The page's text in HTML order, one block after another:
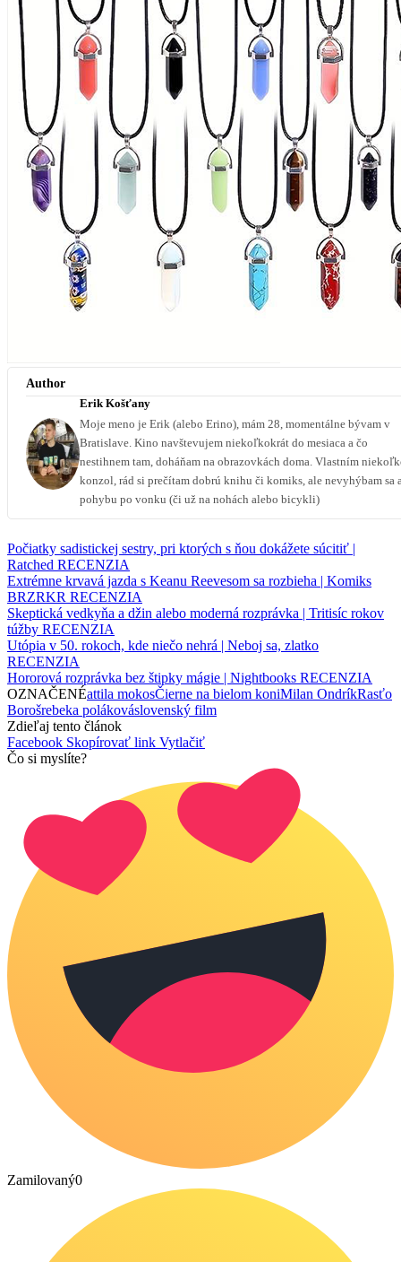
Author
Erik Košťany
Moje meno je Erik (alebo Erino), mám 28, momentálne bývam v
Bratislave. Kino navštevujem niekoľkokrát do mesiaca a čo
nestihnem tam, doháňam na obrazovkách doma. Vlastním
konzol, rád si prečítam dobrú knihu či komiks, ale nevyhýbam sa
pohybu po vonku (či už na nohách alebo bicykli)
Počiatky sadistickej sestry, pri ktorých s ňou dokážete súcitiť |
Ratched RECENZIA
Extrémne krvavá jazda s Keanu Reevesom sa rozbieha | Komiks
BRZRKR RECENZIA
Skeptická vedkyňa a džin alebo moderná rozprávka | Tritisíc rokov
túžby RECENZIA
Utópia v 50. rokoch, kde niečo nehrá | Neboj sa, zlatko
RECENZIA
Hororová rozprávka bez štipky mágie | Nightbooks RECENZIA
OZNAČENÉattila mokosČierne na bielom koniMilan OndríkRasťo
Borošrebeka polákováslovenský film
Zdieľaj tento článok
Facebook Skopírovať link Vytlačiť
Čo si myslíte?
Zamilovaný0